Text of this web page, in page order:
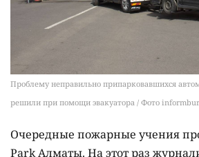
Проблему неправильно припарковавшихся
решили при помощи эвакуатора / Фото
Очередные пожарные учения
Park Алматы. На этот раз